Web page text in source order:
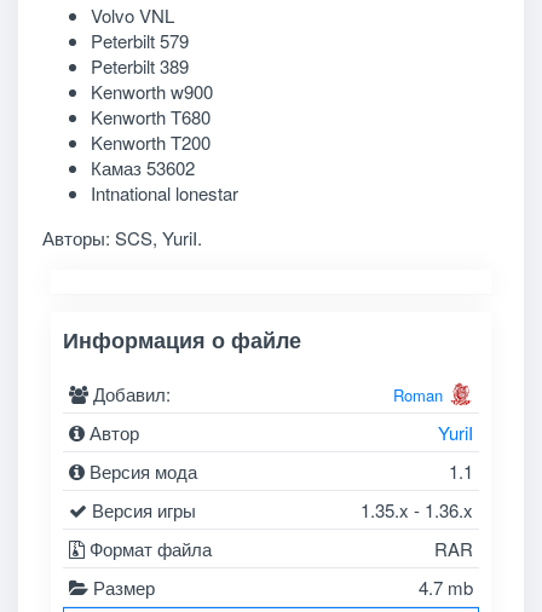
Volvo VNL
Peterbilt 579
Peterbilt 389
Kenworth w900
Kenworth T680
Kenworth T200
Камаз 53602
Intnational lonestar
Авторы: SCS, YuriI.
Информация о файле
Добавил: Roman
Автор
YuriI
Версия мода
1.1
Версия игры
1.35.x - 1.36.x
Формат файла
RAR
Размер
4.7 mb